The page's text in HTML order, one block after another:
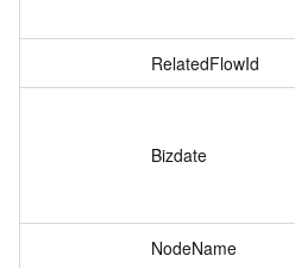
RelatedFlowId
Bizdate
NodeName